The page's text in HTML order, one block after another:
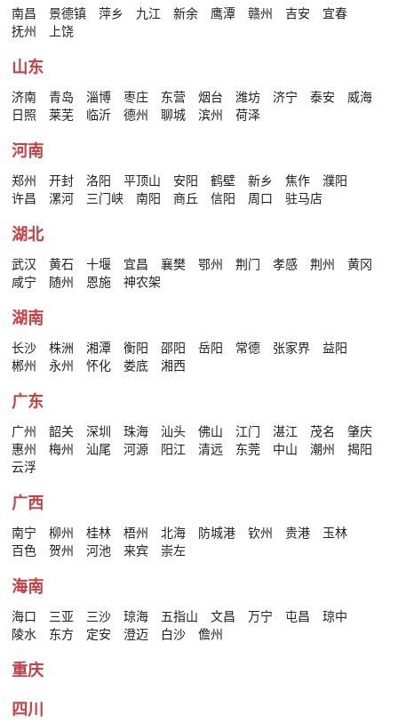
南昌 景德镇 萍乡 九江 新余 鹰潭 赣州 吉安
宜春
抚州
上饶
山东
济南 青岛 淄博 枣庄 东营 烟台 潍坊 济宁 泰安
威海
日照
莱芜 临沂 德州 聊城 滨州 荷泽
河南
郑州 开封 洛阳 平顶山 安阳 鹤壁 新乡 焦作
濮阳
许昌
漯河 三门峡 南阳 商丘 信阳 周口 驻马店
湖北
武汉 黄石 十堰 宜昌 襄樊 鄂州 荆门 孝感 荆州
黄冈
咸宁
随州 恩施 神农架
湖南
长沙 株洲 湘潭 衡阳 邵阳 岳阳 常德 张家界
益阳
郴州
永州 怀化 娄底 湘西
广东
广州 韶关 深圳 珠海 汕头 佛山 江门 湛江 茂名
肇庆
惠州
梅州 汕尾 河源 阳江 清远 东莞 中山 潮州
揭阳
云浮
广西
南宁 柳州 桂林 梧州 北海 防城港 钦州 贵港
玉林
百色
贺州 河池 来宾 崇左
海南
海口 三亚 三沙 琼海 五指山 文昌 万宁 屯昌
琼中
陵水
东方 定安 澄迈 白沙 儋州
重庆
四川